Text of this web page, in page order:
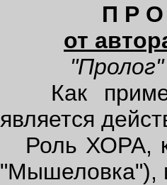
П Р О Л
от
"Пролог"
Как
является
Роль ХОРА,
"Мышеловка"),